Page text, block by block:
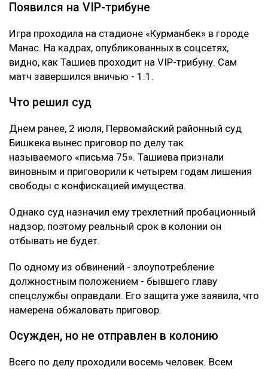
Появился на VIP-трибуне
Игра проходила на стадионе «Курманбек» в городе
Манас. На кадрах, опубликованных в соцсетях,
видно, как Ташиев проходит на VIP-трибуну. Сам
матч завершился вничью - 1:1.
Что решил суд
Днем ранее, 2 июля, Первомайский районный суд
Бишкека вынес приговор по делу так
называемого «письма 75». Ташиева признали
виновным и приговорили к четырем годам лишения
свободы с конфискацией имущества.
Однако суд назначил ему трехлетний пробационный
надзор, поэтому реальный срок в колонии он
отбывать не будет.
По одному из обвинений - злоупотребление
должностным положением - бывшего главу
спецслужбы оправдали. Его защита уже заявила, что
намерена обжаловать приговор.
Осужден, но не отправлен в колонию
Всего по делу проходили восемь человек. Всем